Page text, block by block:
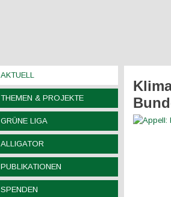
AKTUELL
THEMEN & PROJEKTE
GRÜNE LIGA
ALLIGATOR
PUBLIKATIONEN
SPENDEN